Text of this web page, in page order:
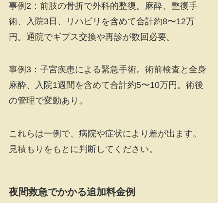
事例2：前肢の骨折で外科的整復。麻酔、整復手
術、入院3日、リハビリを含めて合計約8〜12万
円。通院でギプス交換や再診が数回必要。
事例3：子宮疾患による緊急手術。術前検査と全身
麻酔、入院1週間を含めて合計約5〜10万円。術後
の管理で変動あり。
これらは一例で、病院や症状により差が出ます。
見積もりをもとに判断してください。
夜間救急でかかる追加料金例